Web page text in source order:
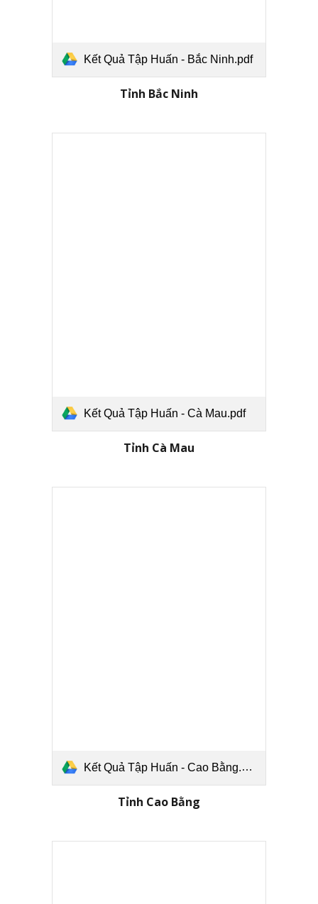
Kết Quả Tập Huấn - Bắc Ninh.pdf
Tỉnh Bắc Ninh
Kết Quả Tập Huấn - Cà Mau.pdf
Tỉnh Cà Mau
Kết Quả Tập Huấn - Cao Bằng.pdf
Tỉnh Cao Bằng